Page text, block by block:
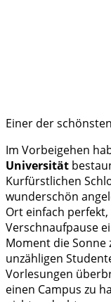
Einer der
Im Vorbeigehen
Universität
Kurfürstlichen
wunderschön
Ort einfach
Verschnaufpause
Moment die Sonne
unzähligen
Vorlesungen
einen Campus zu